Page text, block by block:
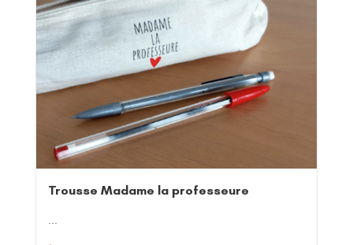
Trousse Madame la professeure
...